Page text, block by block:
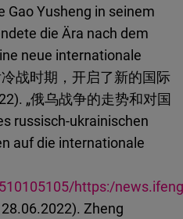
Gao Yusheng in seinem
die Ära nach dem
neue internationale
战时期，开启了新的国际
„俄乌战争的走势和对国
russisch-ukrainischen
auf die internationale
https:/
Zheng